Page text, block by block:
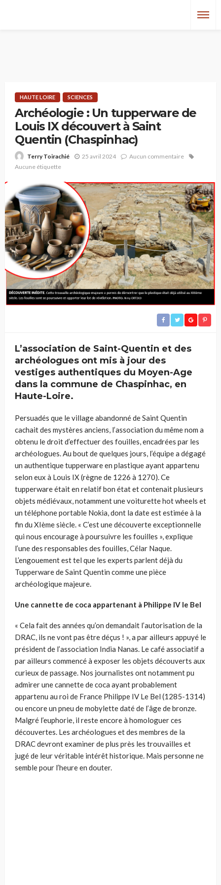
HAUTE LOIRE SCIENCES
Archéologie : Un tupperware de
Louis IX découvert à Saint
Quentin (Chaspinhac)
Terry Toirachié 25 avril 2024
Aucun commentaire
Aucune étiquette
L’association de Saint-Quentin et des
archéologues ont mis à jour des
vestiges authentiques du Moyen-Age
dans la commune de Chaspinhac, en
Haute-Loire.
Persuadés que le village abandonné de Saint Quentin
cachait des mystères anciens, l’association du même nom a
obtenu le droit d’effectuer des fouilles, encadrées par les
archéologues. Au bout de quelques jours, l’équipe a dégagé
un authentique tupperware en plastique ayant appartenu
selon eux à Louis IX (règne de 1226 à 1270). Ce
tupperware était en relatif bon état et contenait plusieurs
objets médiévaux, notamment une voiturette hot wheels et
un téléphone portable Nokia, dont la date est estimée à la
fin du XIème siècle. « C’est une découverte exceptionnelle
qui nous encourage à poursuivre les fouilles », explique
l’une des responsables des fouilles, Célar Naque.
L’engouement est tel que les experts parlent déjà du
Tupperware de Saint Quentin comme une pièce
archéologique majeure.
Une cannette de coca appartenant à Philippe IV le Bel
« Cela fait des années qu’on demandait l’autorisation de la
DRAC, ils ne vont pas être déçus ! », a par ailleurs appuyé le
président de l’association India Nanas. Le café associatif a
par ailleurs commencé à exposer les objets découverts aux
curieux de passage. Nos journalistes ont notamment pu
admirer une cannette de coca ayant probablement
appartenu au roi de France Philippe IV Le Bel (1285-1314)
ou encore un pneu de mobylette daté de l’âge de bronze.
Malgré l’euphorie, il reste encore à homologuer ces
découvertes. Les archéologues et des membres de la
DRAC devront examiner de plus près les trouvailles et
jugé de leur véritable intérêt historique. Mais personne ne
semble pour l’heure en douter.